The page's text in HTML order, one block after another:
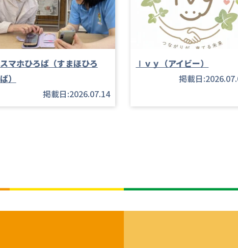
スマホひろば（すまほひろ
ば）
掲載日:2026.07.14
Ⅰｖｙ（アイビー）
掲載日